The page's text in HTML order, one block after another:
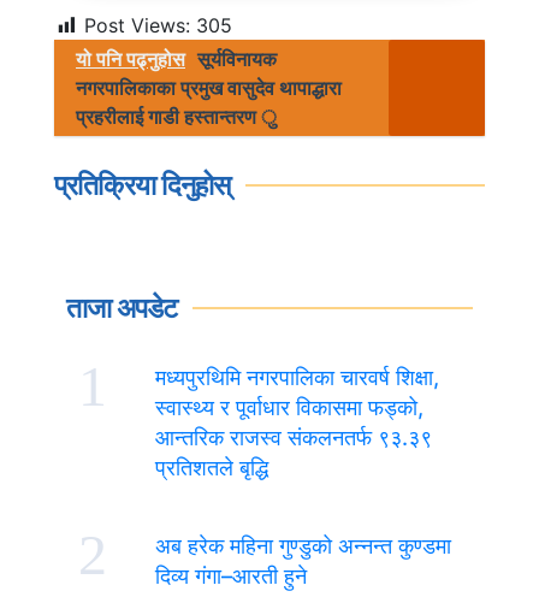
Post Views: 305
यो पनि पढ्नुहोस सूर्यविनायक
नगरपालिकाका प्रमुख वासुदेव थापाद्धारा
प्रहरीलाई गाडी हस्तान्तरण ु
प्रतिक्रिया दिनुहोस्
ताजा अपडेट
1
मध्यपुरथिमि नगरपालिका चारवर्ष शिक्षा,
स्वास्थ्य र पूर्वाधार विकासमा फड्को,
आन्तरिक राजस्व संकलनतर्फ ९३.३९
प्रतिशतले बृद्धि
2
अब हरेक महिना गुण्डुको अन्नन्त कुण्डमा
दिव्य गंगा–आरती हुने